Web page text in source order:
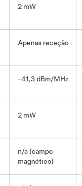
2 mW
Apenas receção
-41,3 dBm/MHz
2 mW
n/a (campo
magnético)